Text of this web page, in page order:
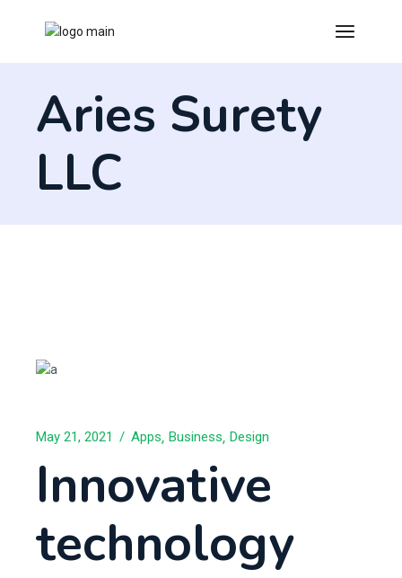
Aries Surety
LLC
May 21, 2021 Apps Business Design
Innovative
technology